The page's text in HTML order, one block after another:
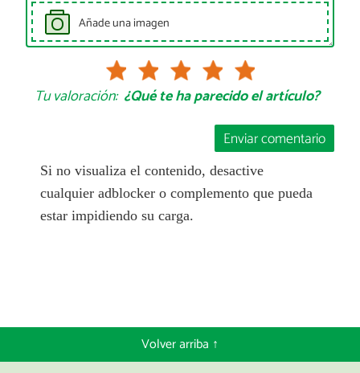
Añade una imagen
Tu valoración: ¿Qué te ha parecido el artículo?
Enviar comentario
Si no visualiza el contenido, desactive
cualquier adblocker o complemento que pueda
estar impidiendo su carga.
Volver arriba ↑